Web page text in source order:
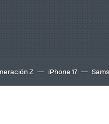
Z iPhone 17